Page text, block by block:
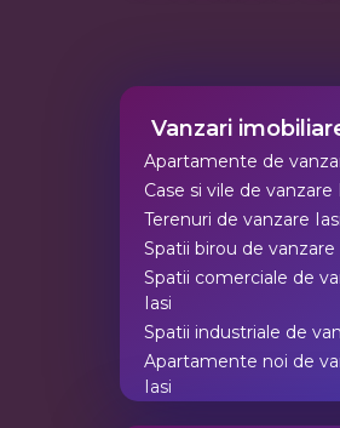
Vanzari
Apartamente de
Case si vile de vanzare
Terenuri de vanzare Iasi
Spatii birou de vanzare
Spatii comerciale de
Iasi
Spatii industriale de
Apartamente noi de
Iasi